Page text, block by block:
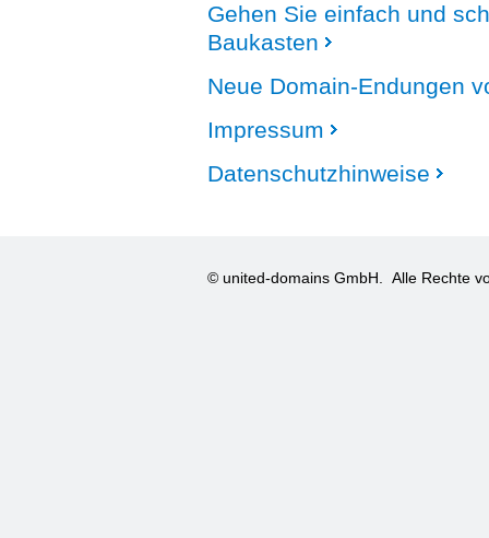
Gehen Sie einfach und
Baukasten
Neue Domain-Endungen
Impressum
Datenschutzhinweise
© united-domains GmbH. Alle Rechte